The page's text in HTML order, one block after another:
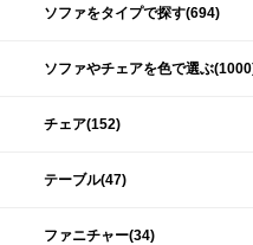
ソファをタイプで探す(694)
ソファやチェアを色で選ぶ
チェア(152)
テーブル(47)
ファニチャー(34)